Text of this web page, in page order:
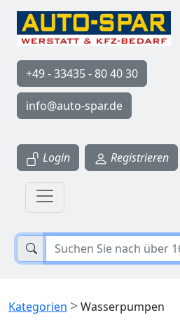
+49 - 33435 - 80 40 30
info@auto-spar.de
Login Registrieren
Kategorien >Wasserpumpen